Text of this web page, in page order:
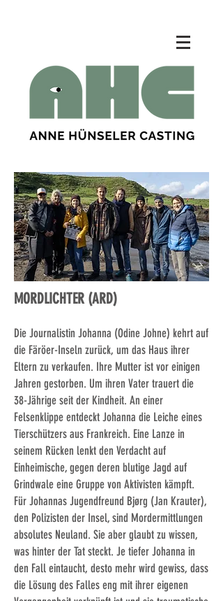
MORDLICHTER (ARD)
Die Journalistin Johanna (Odine Johne) kehrt auf
die Färöer-Inseln zurück, um das Haus ihrer
Eltern zu verkaufen. Ihre Mutter ist vor einigen
Jahren gestorben. Um ihren Vater trauert die
38-Jährige seit der Kindheit. An einer
Felsenklippe entdeckt Johanna die Leiche eines
Tierschützers aus Frankreich. Eine Lanze in
seinem Rücken lenkt den Verdacht auf
Einheimische, gegen deren blutige Jagd auf
Grindwale eine Gruppe von Aktivisten kämpft.
Für Johannas Jugendfreund Bjørg (Jan Krauter),
den Polizisten der Insel, sind Mordermittlungen
absolutes Neuland. Sie aber glaubt zu wissen,
was hinter der Tat steckt. Je tiefer Johanna in
den Fall eintaucht, desto mehr wird gewiss, dass
die Lösung des Falles eng mit ihrer eigenen